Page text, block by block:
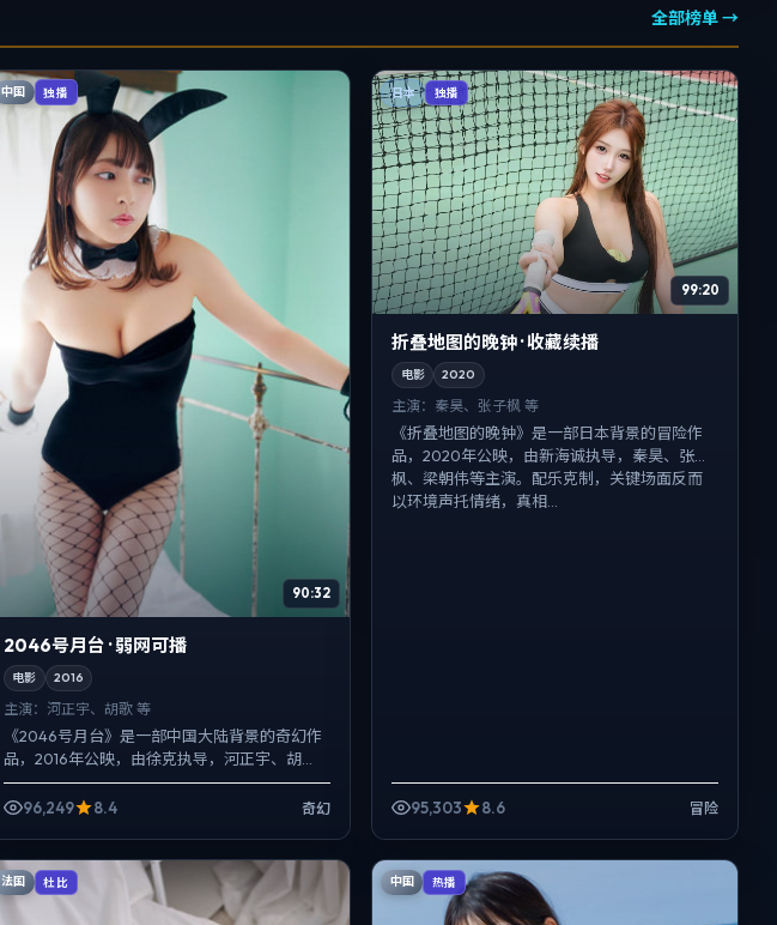
全部榜单 →
中国 独播
90:32
2046号月台 · 弱网可播
电影 2016
主演： 河正宇、胡歌 等
《2046号月台》是一部中国大陆背景的奇幻作
品，2016年公映，由徐克执导，河正宇、胡
歌、白宇等主演。配乐克制，关键场面反而以
环境声托情绪，动作...
96,249 8.4 奇幻
日本 独播
99:20
折叠地图的晚钟 · 收藏续播
电影 2020
主演： 秦昊、张子枫 等
《折叠地图的晚钟》是一部日本背景的冒险作
品，2020年公映，由新海诚执导，秦昊、张子
枫、梁朝伟等主演。配乐克制，关键场面反而
以环境声托情绪，真相...
95,303 8.6 冒险
法国 杜比 中国 热播